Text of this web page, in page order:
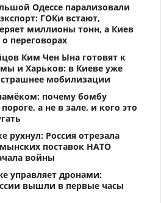
Одессе парализовали
ГОКи встают,
миллионы тонн, а Киев
переговорах
Ким Чен Ына готовят к
и Харьков: в Киеве уже
страшнее мобилизации
почему бомбу
а не в зале, и кого это
рухнул: Россия отрезала
поставок НАТО
войны
управляет дронами:
вышли в первые часы